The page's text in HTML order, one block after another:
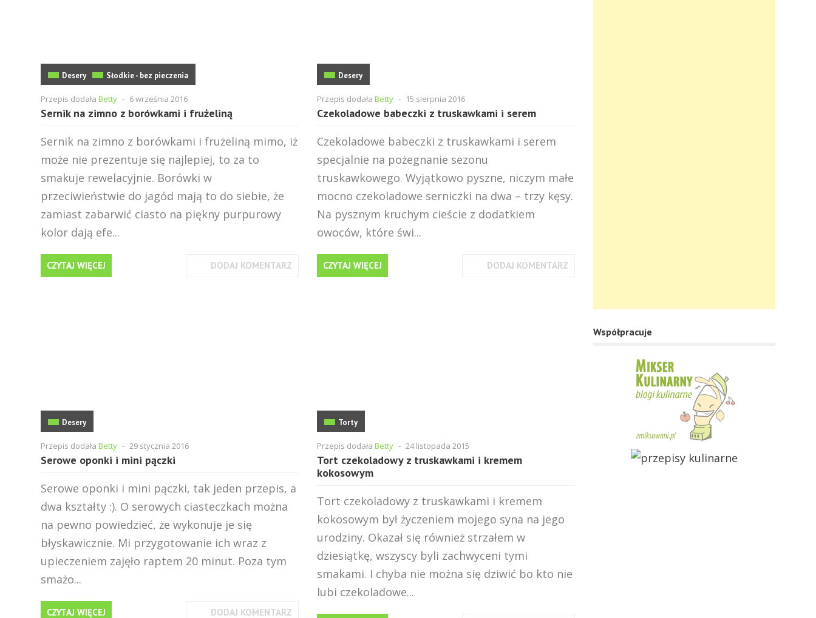
Desery Słodkie - bez pieczenia
Przepis dodała Betty - 6 września 2016
Sernik na zimno z borówkami i frużeliną
Sernik na zimno z borówkami i frużeliną mimo, iż
może nie prezentuje się najlepiej, to za to
smakuje rewelacyjnie. Borówki w
przeciwieństwie do jagód mają to do siebie, że
zamiast zabarwić ciasto na piękny purpurowy
kolor dają efe...
CZYTAJ WIĘCEJ DODAJ KOMENTARZ
Desery
Przepis dodała Betty - 15 sierpnia 2016
Czekoladowe babeczki z truskawkami i serem
Czekoladowe babeczki z truskawkami i serem
specjalnie na pożegnanie sezonu
truskawkowego. Wyjątkowo pyszne, niczym małe
mocno czekoladowe serniczki na dwa – trzy kęsy.
Na pysznym kruchym cieście z dodatkiem
owoców, które świ...
CZYTAJ WIĘCEJ DODAJ KOMENTARZ
Desery
Przepis dodała Betty - 29 stycznia 2016
Serowe oponki i mini pączki
Serowe oponki i mini pączki, tak jeden przepis, a
dwa kształty :). O serowych ciasteczkach można
na pewno powiedzieć, że wykonuje je się
błyskawicznie. Mi przygotowanie ich wraz z
upieczeniem zajęło raptem 20 minut. Poza tym
smażo...
CZYTAJ WIĘCEJ DODAJ KOMENTARZ
Torty
Przepis dodała Betty - 24 listopada 2015
Tort czekoladowy z truskawkami i kremem
kokosowym
Tort czekoladowy z truskawkami i kremem
kokosowym był życzeniem mojego syna na jego
urodziny. Okazał się również strzałem w
dziesiątkę, wszyscy byli zachwyceni tymi
smakami. I chyba nie można się dziwić bo kto nie
lubi czekoladowe...
Współpracuje